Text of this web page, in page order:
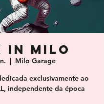
in Milo
  |
Milo Garage
exclusivamente ao
independente da época